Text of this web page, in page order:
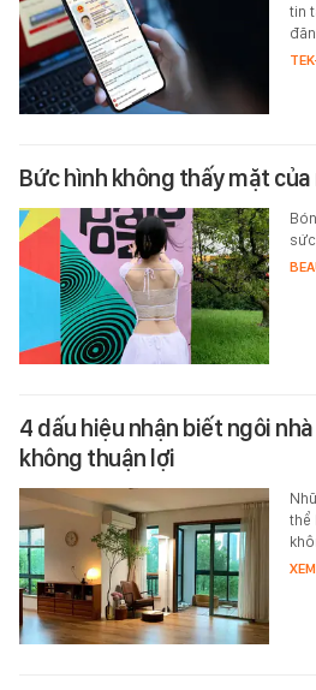
tin
Bức hình không thấy mặt
4 dấu hiệu nhận biết ngôi
không thuận lợi
thể